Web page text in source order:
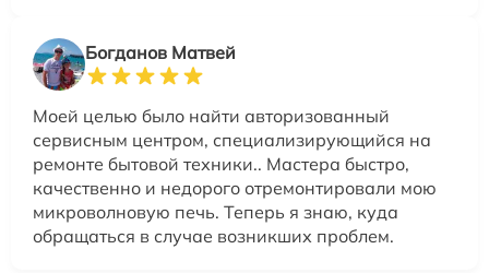
Богданов Матвей
Моей целью было найти авторизованный
сервисным центром, специализирующийся на
ремонте бытовой техники.. Мастера быстро,
качественно и недорого отремонтировали мою
микроволновую печь. Теперь я знаю, куда
обращаться в случае возникших проблем.